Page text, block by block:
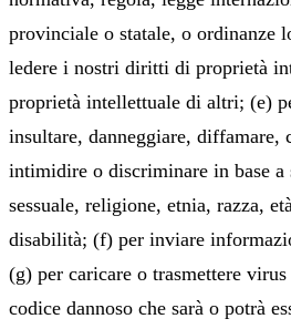
provinciale o statale, o ordinanze
ledere i nostri diritti di proprietà
proprietà intellettuale di altri; (e)
insultare, danneggiare, diffamare,
intimidire o discriminare in base a
sessuale, religione, etnia, razza,
disabilità; (f) per inviare
(g) per caricare o trasmettere
codice dannoso che sarà o potrà